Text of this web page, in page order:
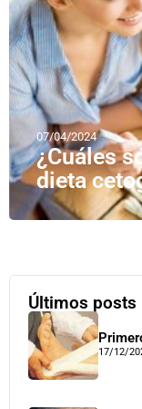
07/04/2024
¿Cuáles
dieta
Últimos posts
17/12/